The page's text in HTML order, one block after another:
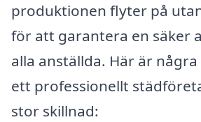
produktionen flyter på
för att garantera en säker
alla anställda. Här är
ett professionellt
stor skillnad: